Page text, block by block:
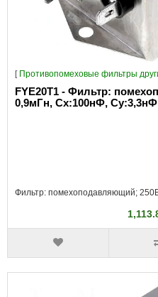
[ Противопомеховые фильтры
FYE20T1 - Фильтр:
0,9мГн, Сх:100нФ, Су:3,3нФ
Фильтр: помехоподавляющий;